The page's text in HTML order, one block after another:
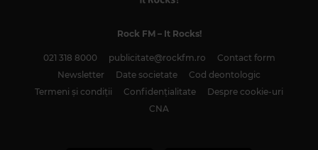
Rock FM– It Rocks!
021 318 8000 publicitate@rockfm.ro
Contact form
Newsletter
Date societate
Cod deontologic
Termeni și condiții
Confidențialitate
Despre cookie-uri
CNA